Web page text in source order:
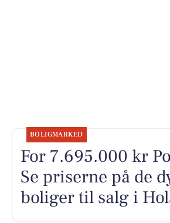
BOLIGMARKED
For 7.695.000 kr
Se priserne på de
boliger til salg i